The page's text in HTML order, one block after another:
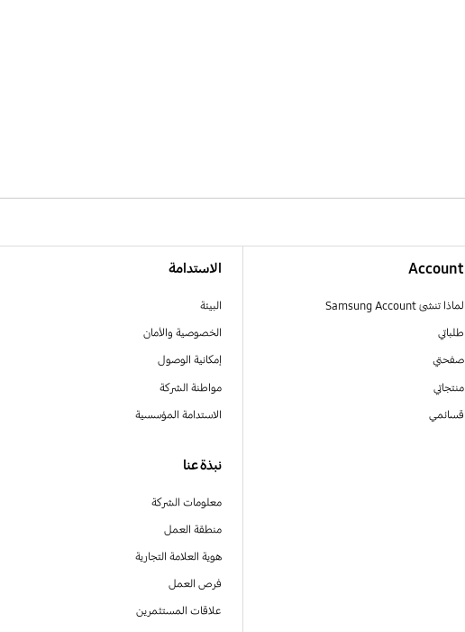
Account
لماذا تنشئ Samsung Account
طلباتي
صفحتي
منتجاتي
قسائمي
الاستدامة
البيئة
الخصوصية والأمان
إمكانية الوصول
مواطنة الشركة
الاستدامة المؤسسية
نبذة عنا
معلومات الشركة
منطقة العمل
هوية العلامة التجارية
فرص العمل
علاقات المستثمرين